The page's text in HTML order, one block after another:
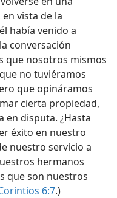
vista de la
había venido a
conversación
que nosotros mismos
no tuviéramos
que opináramos
cierta propiedad,
en disputa. ¿Hasta
éxito en nuestro
nuestro servicio a
hermanos
que son nuestros
6:7.)